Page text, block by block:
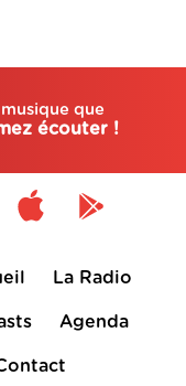
que
écouter !
La Radio
Agenda